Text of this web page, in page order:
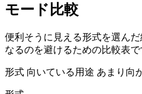
モード比較
便利そうに見える形式を選ん
なるのを避けるための比較表で
形式 向いている用途 あまり向